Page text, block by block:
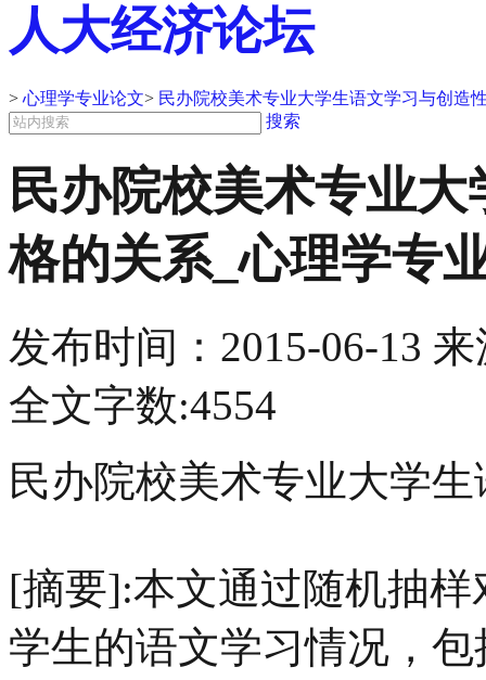
人大经济论坛
> 心理学专业论文> 民办院校美术专业大学生语文学习与创造
搜索
民办院校美术专业
格的关系_心理学专
发布时间： 2015-06-13 来
全文字数:4554
民办院校美术专业大学
[摘要]:本文通过随机抽
学生的语文学习情况，